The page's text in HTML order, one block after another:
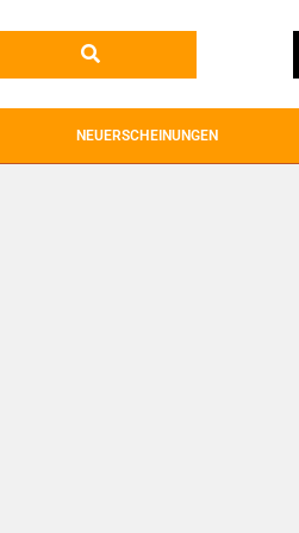
NEUERSCHEINUNGEN